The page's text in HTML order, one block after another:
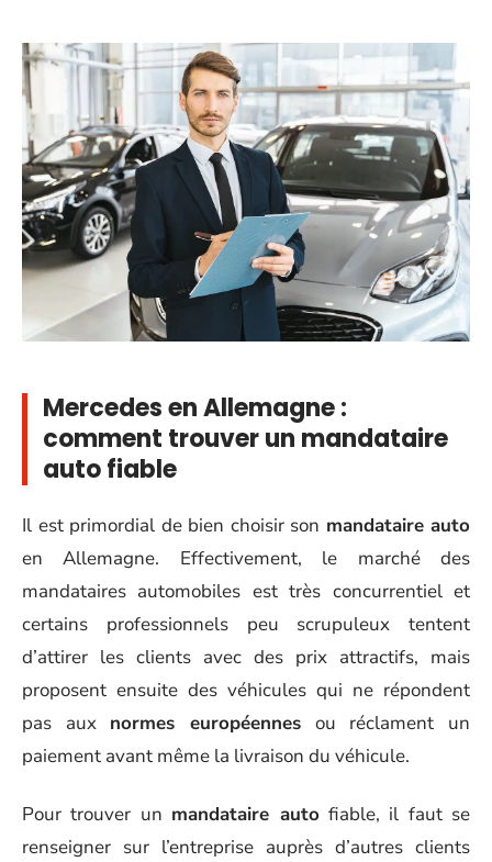
Mercedes en Allemagne :
comment trouver un mandataire
auto fiable
Il est primordial de bien choisir son mandataire auto
en Allemagne. Effectivement, le marché des
mandataires automobiles est très concurrentiel et
certains professionnels peu scrupuleux tentent
d’attirer les clients avec des prix attractifs, mais
proposent ensuite des véhicules qui ne répondent
pas aux normes européennes ou réclament un
paiement avant même la livraison du véhicule.
Pour trouver un mandataire auto fiable, il faut se
renseigner sur l’entreprise auprès d’autres clients